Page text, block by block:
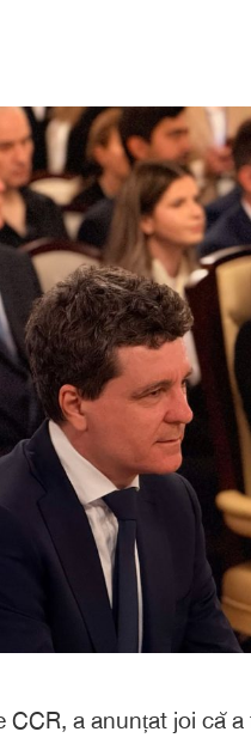
CCR, a anunțat joi că